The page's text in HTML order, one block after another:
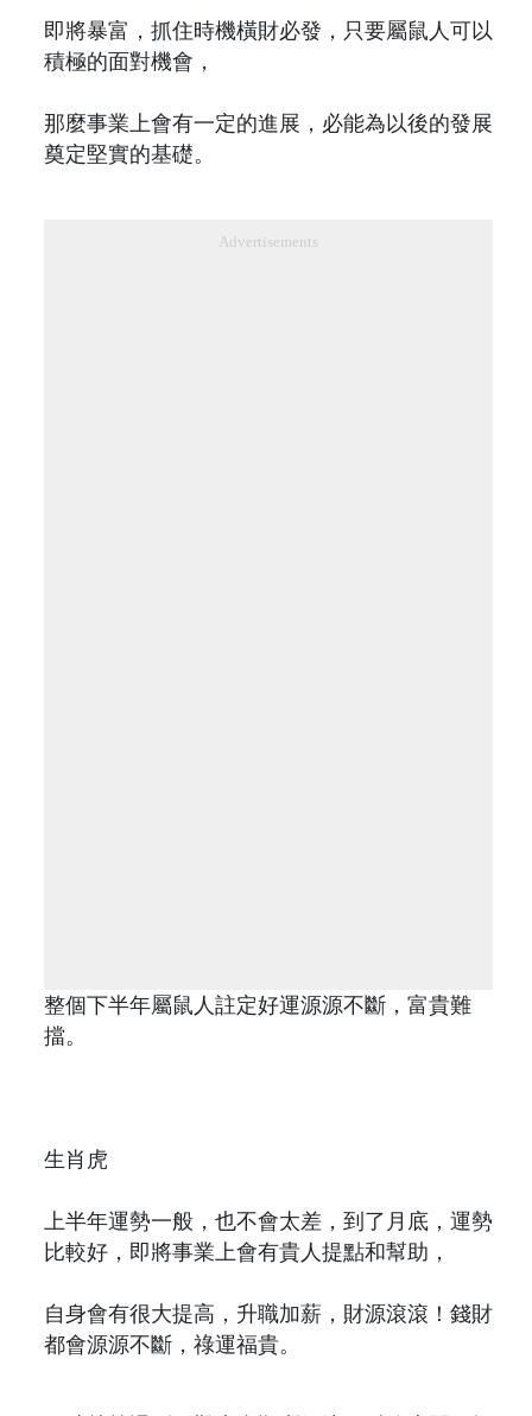
即將暴富，抓住時機橫財必發，只要屬鼠人可以
積極的面對機會，
那麼事業上會有一定的進展，必能為以後的發展
奠定堅實的基礎。
Advertisements
整個下半年屬鼠人註定好運源源不斷，富貴難
擋。
生肖虎
上半年運勢一般，也不會太差，到了月底，運勢
比較好，即將事業上會有貴人提點和幫助，
自身會有很大提高，升職加薪，財源滾滾！錢財
都會源源不斷，祿運福貴。